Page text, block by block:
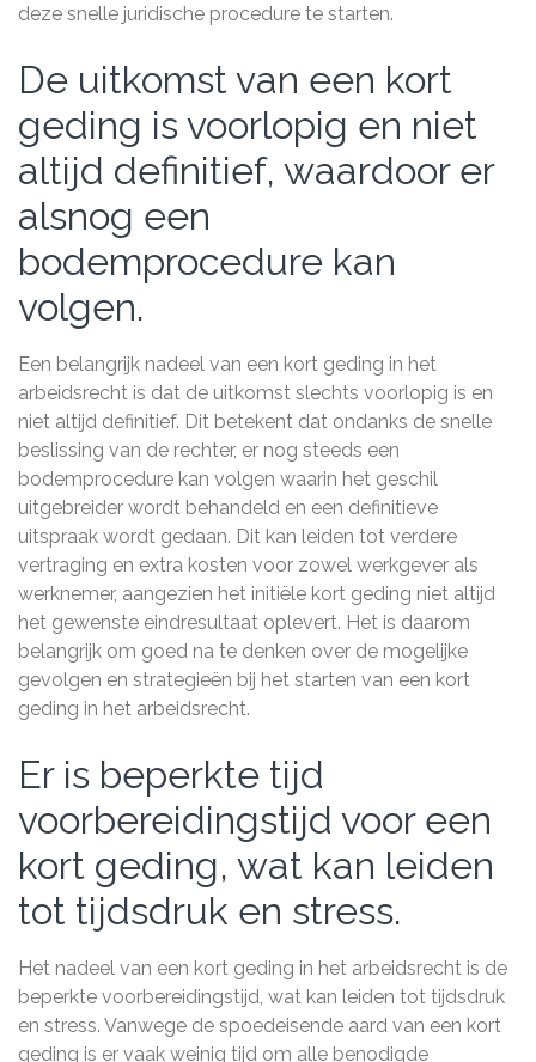
deze snelle juridische procedure te starten.
De uitkomst van een kort
geding is voorlopig en niet
altijd definitief, waardoor er
alsnog een
bodemprocedure kan
volgen.
Een belangrijk nadeel van een kort geding in het
arbeidsrecht is dat de uitkomst slechts voorlopig is en
niet altijd definitief. Dit betekent dat ondanks de snelle
beslissing van de rechter, er nog steeds een
bodemprocedure kan volgen waarin het geschil
uitgebreider wordt behandeld en een definitieve
uitspraak wordt gedaan. Dit kan leiden tot verdere
vertraging en extra kosten voor zowel werkgever als
werknemer, aangezien het initiële kort geding niet altijd
het gewenste eindresultaat oplevert. Het is daarom
belangrijk om goed na te denken over de mogelijke
gevolgen en strategieën bij het starten van een kort
geding in het arbeidsrecht.
Er is beperkte tijd
voorbereidingstijd voor een
kort geding, wat kan leiden
tot tijdsdruk en stress.
Het nadeel van een kort geding in het arbeidsrecht is de
beperkte voorbereidingstijd, wat kan leiden tot tijdsdruk
en stress. Vanwege de spoedeisende aard van een kort
geding is er vaak weinig tijd om alle benodigde